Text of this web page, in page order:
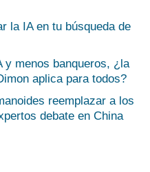
la IA en tu búsqueda de
y menos banqueros, ¿la
aplica para todos?
reemplazar a los
debate en China